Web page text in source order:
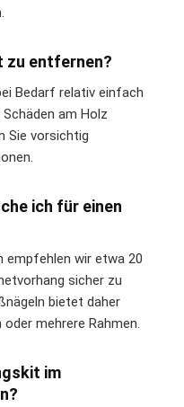
zu entfernen?
Bedarf relativ einfach
am Holz
Sie vorsichtig
ich für einen
empfehlen wir etwa 20
sicher zu
bietet daher
mehrere Rahmen.
im